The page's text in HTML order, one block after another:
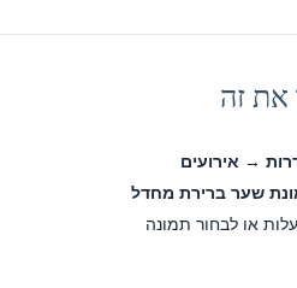
את זה
→ אירועים
שער ברירת מחדל
או לבחור תמונה